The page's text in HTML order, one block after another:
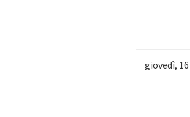
giovedì, 16